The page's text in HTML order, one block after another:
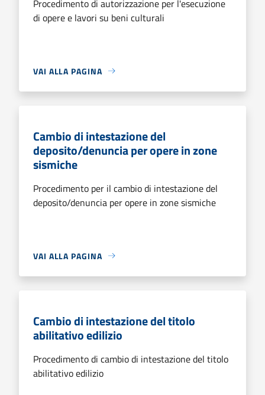
Procedimento di autorizzazione per l'esecuzione
di opere e lavori su beni culturali
VAI ALLA PAGINA
Cambio di intestazione del
deposito/denuncia per opere in zone
sismiche
Procedimento per il cambio di intestazione del
deposito/denuncia per opere in zone sismiche
VAI ALLA PAGINA
Cambio di intestazione del titolo
abilitativo edilizio
Procedimento di cambio di intestazione del titolo
abilitativo edilizio